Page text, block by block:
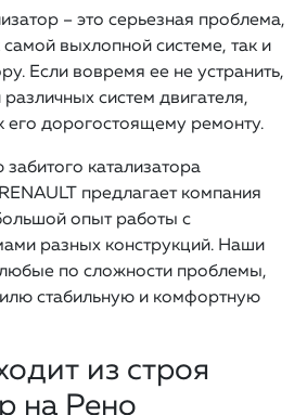
– это серьезная проблема,
самой выхлопной системе, так и
Если вовремя ее не устранить,
систем двигателя,
его дорогостоящему ремонту.
катализатора
предлагает компания
опыт работы с
разных конструкций. Наши
любые по сложности проблемы,
стабильную и комфортную
из строя
на Рено